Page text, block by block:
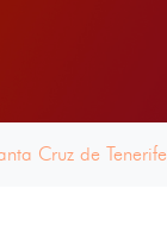
Cruz de Tenerife